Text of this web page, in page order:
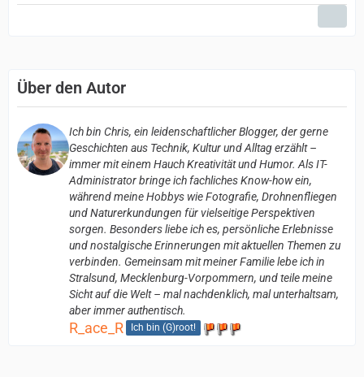
Über den Autor
Ich bin Chris, ein leidenschaftlicher Blogger, der gerne
Geschichten aus Technik, Kultur und Alltag erzählt –
immer mit einem Hauch Kreativität und Humor. Als IT-
Administrator bringe ich fachliches Know-how ein,
während meine Hobbys wie Fotografie, Drohnenfliegen
und Naturerkundungen für vielseitige Perspektiven
sorgen. Besonders liebe ich es, persönliche Erlebnisse
und nostalgische Erinnerungen mit aktuellen Themen zu
verbinden. Gemeinsam mit meiner Familie lebe ich in
Stralsund, Mecklenburg-Vorpommern, und teile meine
Sicht auf die Welt – mal nachdenklich, mal unterhaltsam,
aber immer authentisch.
R_ace_R Ich bin (G)root!